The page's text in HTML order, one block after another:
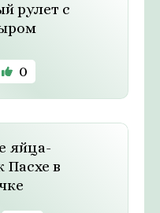
рулет с
0
яйца-
Пасхе в